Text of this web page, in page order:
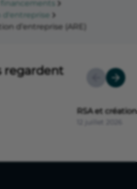
financements
d'entreprise
d’entreprise (ARE)
regardent
RSA et